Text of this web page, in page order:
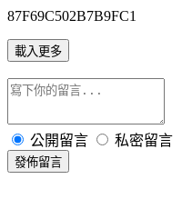
87F69C502B7B9FC1
載入更多
公開留言 私密留言
發佈留言